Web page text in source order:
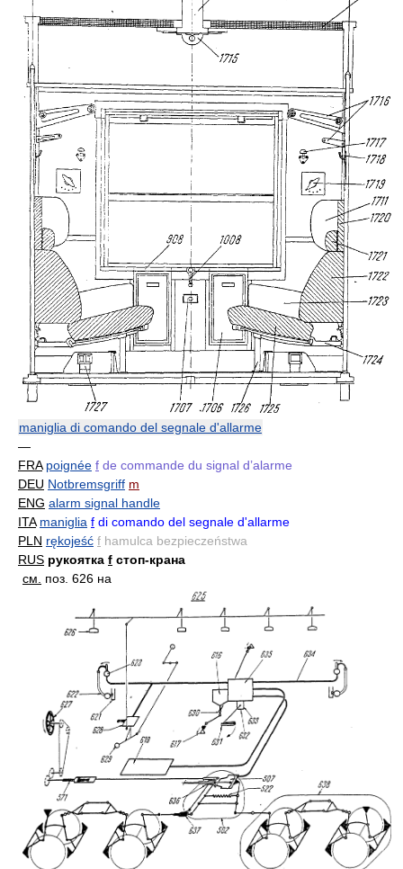
maniglia di comando del segnale d'allarme
—
FRA poignée f de commande du signal d’alarme
DEU Notbremsgriff m
ENG alarm signal handle
ITA maniglia f di comando del segnale d'allarme
PLN rękojeść f hamulca bezpieczeństwa
RUS рукоятка f стоп-крана
см. поз. 626 на